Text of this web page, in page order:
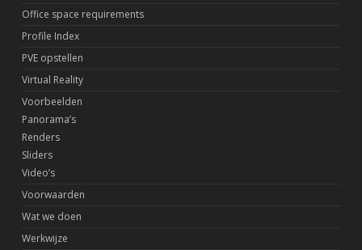
Office space requirements
Profile Index
PVE opstellen
Virtual Reality
Voorbeelden
Panorama’s
Renders
Sliders
Video’s
Voorwaarden
Wat we doen
Werkwijze